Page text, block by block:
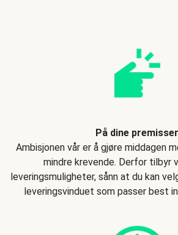
På dine premisser
Ambisjonen vår er å gjøre middagen
mindre krevende. Derfor tilbyr
leveringsmuligheter, sånn at du kan
leveringsvinduet som passer best